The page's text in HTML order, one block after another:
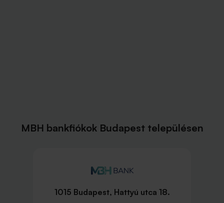
MBH bankfiókok Budapest településen
1015 Budapest, Hattyú utca 18.